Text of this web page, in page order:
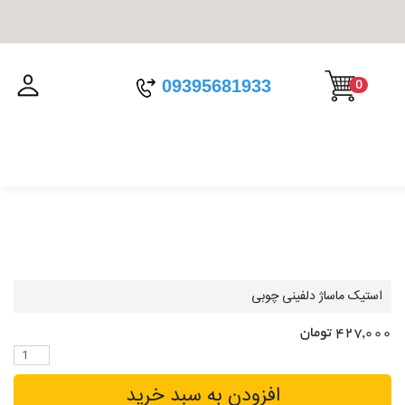
09395681933 0
استیک ماساژ دلفینی چوبی
427,000 تومان
افزودن به سبد خرید